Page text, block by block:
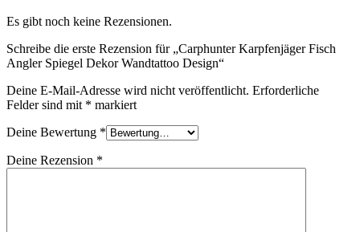
Es gibt noch keine Rezensionen.
Schreibe die erste Rezension für „Carphunter Karpfenjäger Fisch
Angler Spiegel Dekor Wandtattoo Design“
Deine E-Mail-Adresse wird nicht veröffentlicht. Erforderliche
Felder sind mit * markiert
Deine Bewertung *
Deine Rezension *